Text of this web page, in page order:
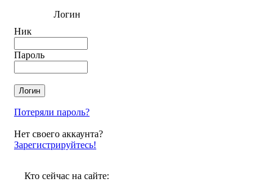
Логин
Ник
Пароль
Потеряли пароль?
Нет своего аккаунта?
Зарегистрируйтесь!
Кто сейчас на сайте: